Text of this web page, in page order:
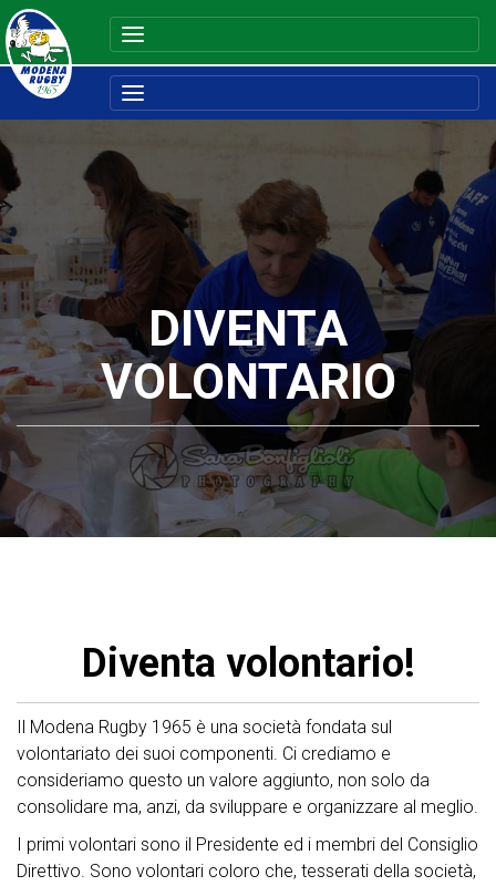
DIVENTA
VOLONTARIO
Diventa volontario!
Il Modena Rugby 1965 è una società fondata sul
volontariato dei suoi componenti. Ci crediamo e
consideriamo questo un valore aggiunto, non solo da
consolidare ma, anzi, da sviluppare e organizzare al meglio.
I primi volontari sono il Presidente ed i membri del Consiglio
Direttivo. Sono volontari coloro che, tesserati della società,